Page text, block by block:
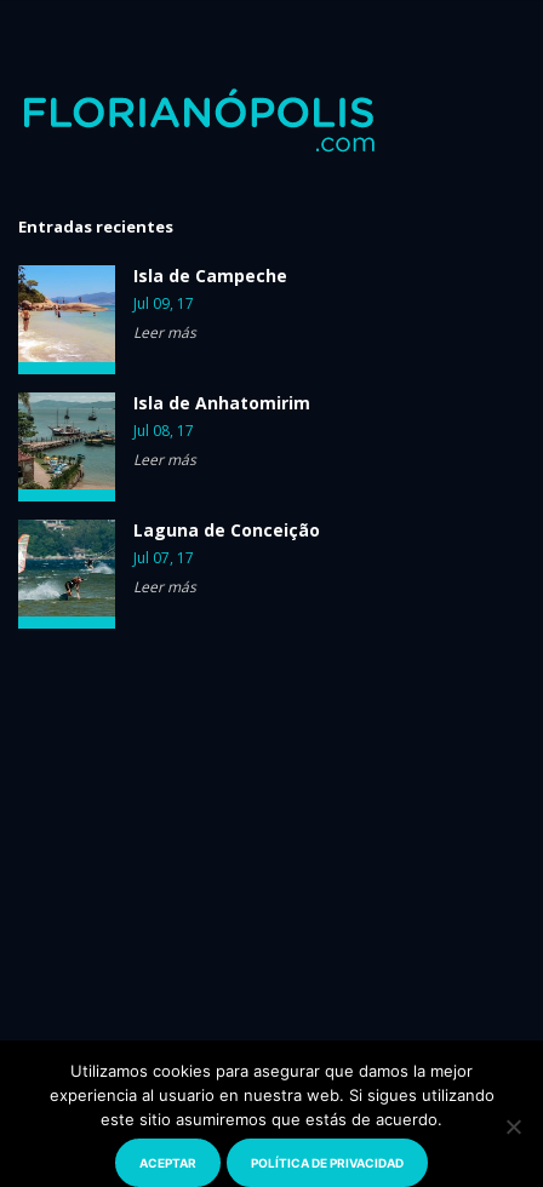
Entradas recientes
Isla de Campeche
Jul 09, 17
Leer más
Isla de Anhatomirim
Jul 08, 17
Leer más
Laguna de Conceição
Jul 07, 17
Leer más
© 2024 Todos los derechos reservados.
www.florianopolis.com
Utilizamos cookies para asegurar que damos la mejor
experiencia al usuario en nuestra web. Si sigues utilizando
este sitio asumiremos que estás de acuerdo.
ACEPTAR POLÍTICA DE PRIVACIDAD